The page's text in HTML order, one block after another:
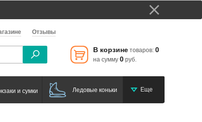
Отзывы
В корзине товаров: 0
на сумму 0 руб.
и сумки Ледовые коньки Еще